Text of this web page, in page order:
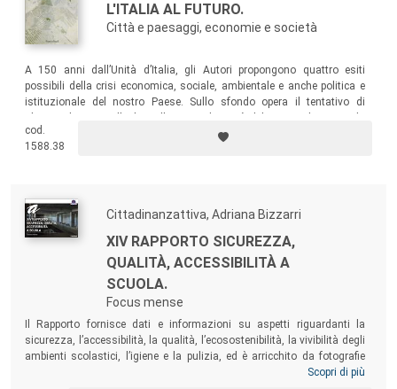
L'ITALIA AL FUTURO.
Città e paesaggi, economie e società
A 150 anni dall’Unità d’Italia, gli Autori propongono quattro esiti
possibili della crisi economica, sociale, ambientale e anche politica e
istituzionale del nostro Paese. Sullo sfondo opera il tentativo di
al centro le relazioni complesse tra economie e paesaggi, tra processi
sociali e variabili territoriali.
cod.
1588.38
Cittadinanzattiva, Adriana Bizzarri
XIV RAPPORTO SICUREZZA,
QUALITÀ, ACCESSIBILITÀ A
SCUOLA.
Focus mense
Il Rapporto fornisce dati e informazioni su aspetti riguardanti la
sicurezza, l’accessibilità, la qualità, l’ecosostenibilità, la vivibilità degli
ambienti scolastici, l’igiene e la pulizia, ed è arricchito da fotografie
sullo stato della ricostruzione di alcune scuole nelle zone colpite di
Scopri di più